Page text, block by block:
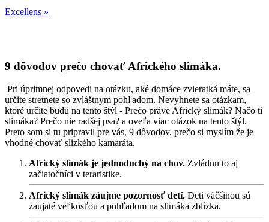
Excellens »
9 dôvodov prečo chovať Afrického slimáka.
Pri úprimnej odpovedi na otázku, aké domáce zvieratká máte, sa
určite stretnete so zvláštnym pohľadom. Nevyhnete sa otázkam,
ktoré určite budú na tento štýl - Prečo práve Africký slimák? Načo ti
slimáka? Prečo nie radšej psa? a oveľa viac otázok na tento štýl.
Preto som si tu pripravil pre vás, 9 dôvodov, prečo si myslím že je
vhodné chovať slizkého kamaráta.
Africký slimák je jednoduchý na chov. Zvládnu to aj
začiatočníci v teraristike.
Africký slimák záujme pozornosť detí. Deti väčšinou sú
zaujaté veľkosťou a pohľadom na slimáka zblízka.